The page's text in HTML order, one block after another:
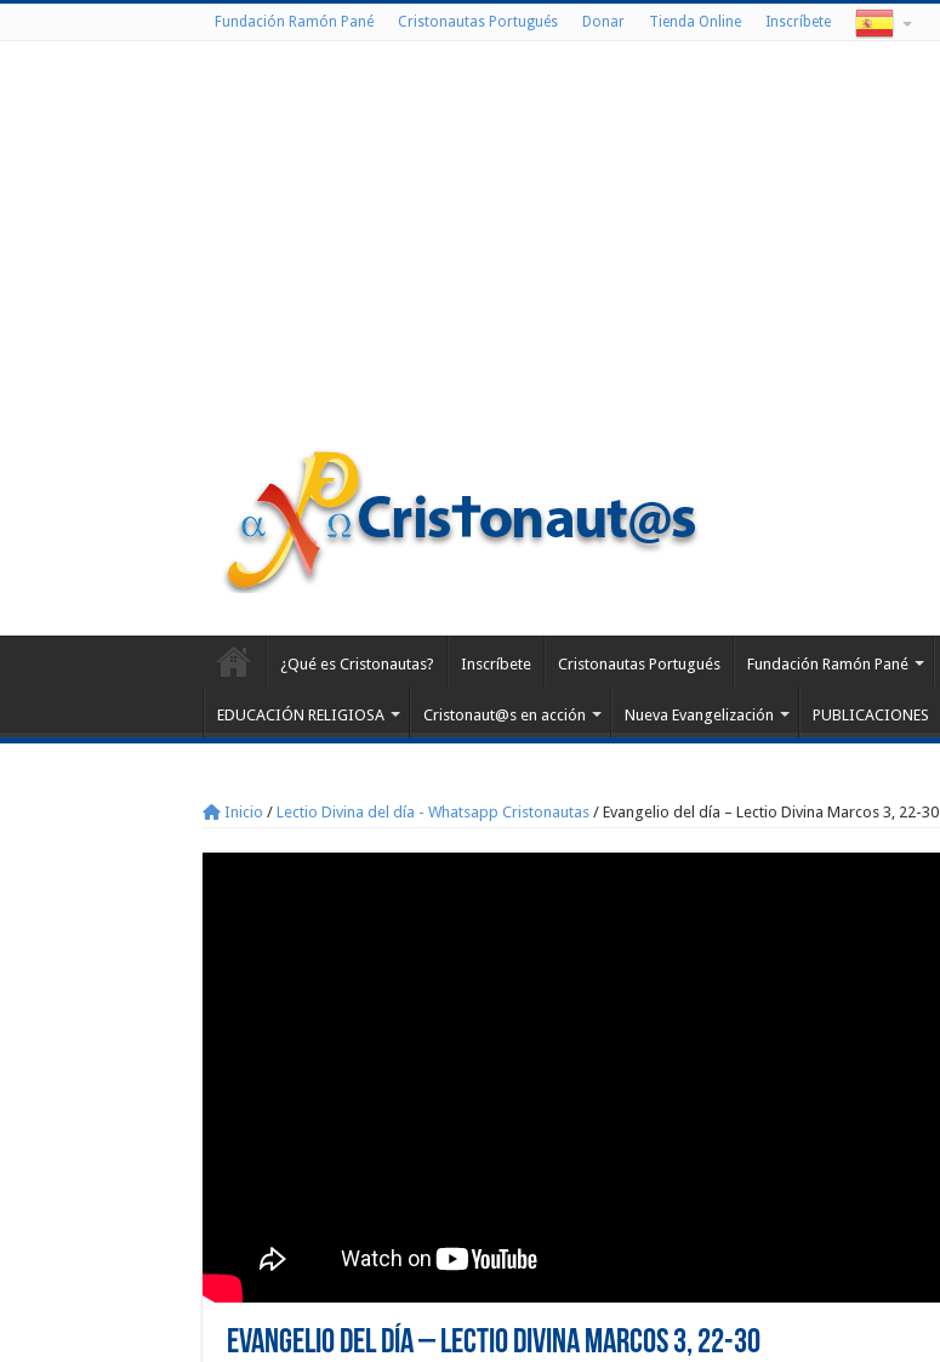
Fundación Ramón Pané Cristonautas Portugués Donar Tienda Online Inscríbete
¿Qué es Cristonautas? Inscríbete Cristonautas Portugués Fundación Ramón Pané
EDUCACIÓN RELIGIOSA Cristonaut@s en acción Nueva Evangelización PUBLICACIONES
Inicio / Lectio Divina del día - Whatsapp Cristonautas / Evangelio del día – Lectio Divina Marcos 3, 22-30
Evangelio del día – Lectio Divina Marcos 3, 22-30